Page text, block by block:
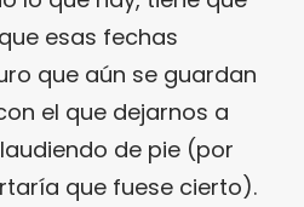
esas fechas
que aún se guardan
el que dejarnos a
de pie (por
que fuese cierto).